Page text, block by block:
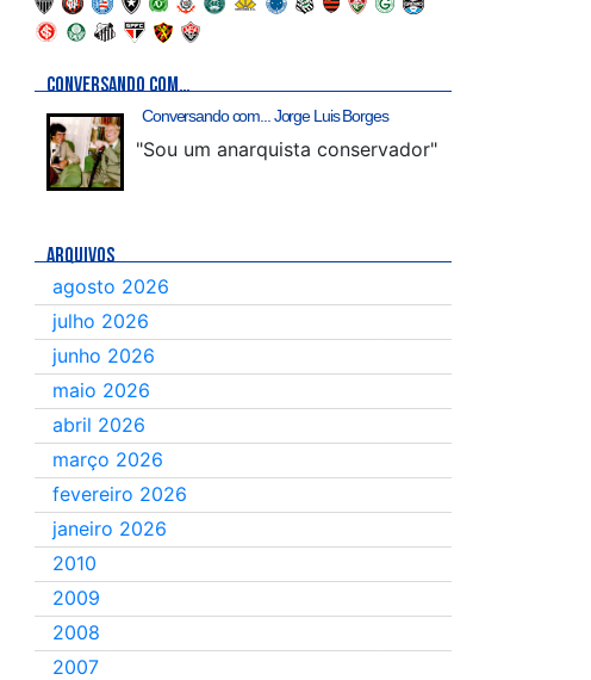
CONVERSANDO COM…
Conversando com... Jorge Luis Borges
"Sou um anarquista conservador"
ARQUIVOS
agosto 2026
julho 2026
junho 2026
maio 2026
abril 2026
março 2026
fevereiro 2026
janeiro 2026
2010
2009
2008
2007